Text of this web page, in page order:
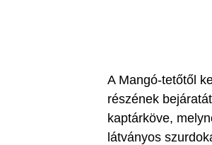
A Mangó-tetőtől
részének
kaptárköve,
látványos